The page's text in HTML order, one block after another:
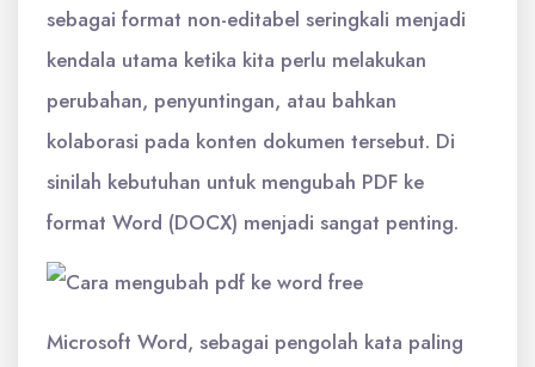
sebagai format non-editabel seringkali menjadi
kendala utama ketika kita perlu melakukan
perubahan, penyuntingan, atau bahkan
kolaborasi pada konten dokumen tersebut. Di
sinilah kebutuhan untuk mengubah PDF ke
format Word (DOCX) menjadi sangat penting.
Microsoft Word, sebagai pengolah kata paling